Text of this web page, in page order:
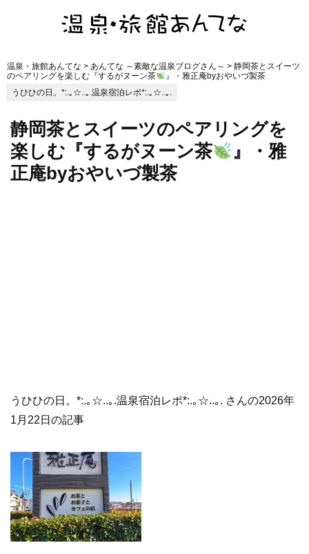
温泉・旅館あんてな > あんてな ～素敵な温泉ブログさん～ > 静岡茶とスイーツ
のペアリングを楽しむ『するがヌーン茶
』・雅正庵byおやいづ製茶
うひひの日。*:.｡☆..｡.温泉宿泊レポ*:.｡☆..｡.
静岡茶とスイーツのペアリングを
楽しむ『するがヌーン茶
』・雅
正庵byおやいづ製茶
うひひの日。*:.｡☆..｡.温泉宿泊レポ*:.｡☆..｡. さんの2026年
1月22日の記事